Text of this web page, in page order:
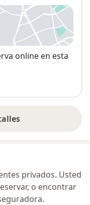
en una nueva
online en esta
dirección
privados. Usted
o encontrar